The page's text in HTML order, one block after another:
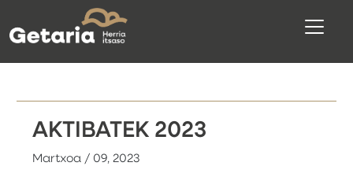
AKTIBATEK 2023
Martxoa / 09, 2023